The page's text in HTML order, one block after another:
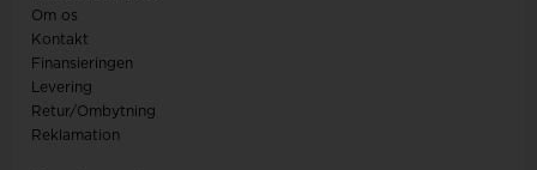
Om os
Kontakt
Finansieringen
Levering
Retur/Ombytning
Reklamation